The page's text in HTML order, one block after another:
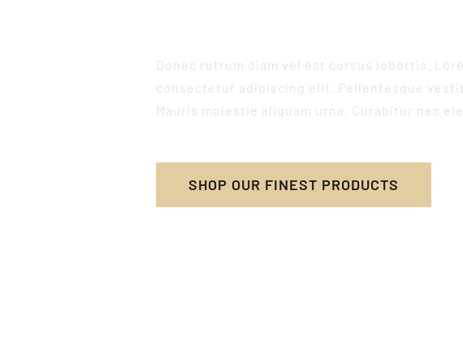
Donec rutrum diam vel est cursus lobortis.
consectetur adipiscing elit. Pellentesque
Mauris molestie aliquam urna. Curabitur nec
SHOP OUR FINEST PRODUCTS